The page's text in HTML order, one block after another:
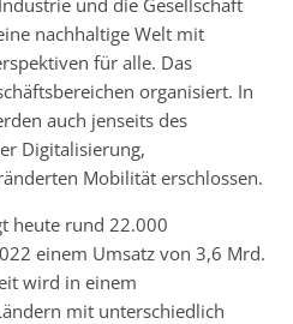
und die Gesellschaft
nachhaltige Welt mit
für alle. Das
organisiert. In
auch jenseits des
Digitalisierung,
Mobilität erschlossen.
heute rund 22.000
einem Umsatz von 3,6 Mrd.
wird in einem
mit unterschiedlich